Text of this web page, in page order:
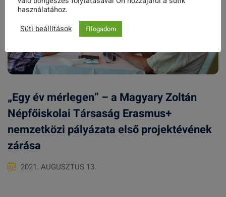
„Egy év mérlegen” – a Magyary Zoltán
Népfőiskolai Társaság Erasmus+
nemzetközi pályázata első projektévének
zárása
2021. AUGUSZTUS 13.
használatához.
Süti beállítások
Elfogadom